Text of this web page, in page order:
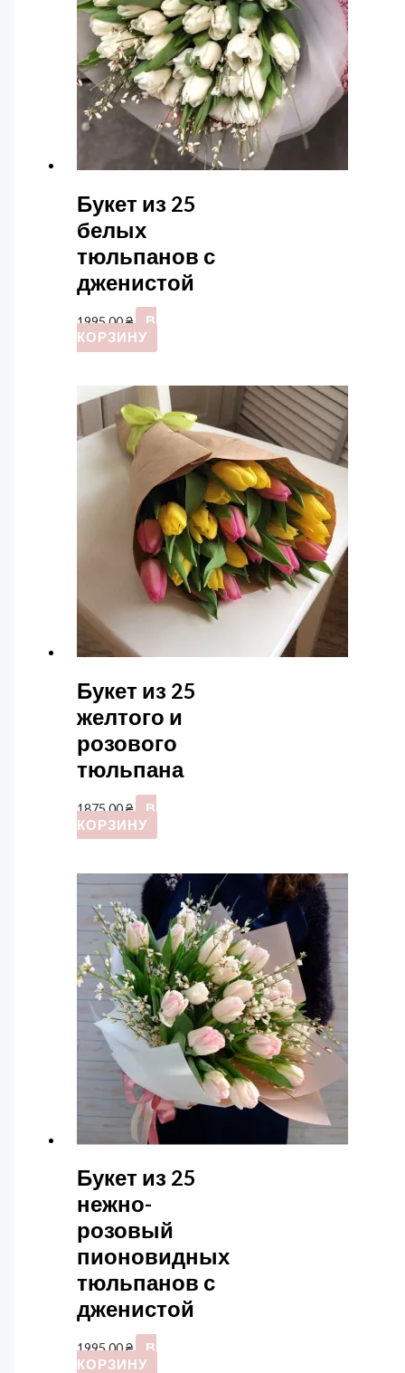
Букет из 25
белых
тюльпанов с
дженистой
1995,00₴
В
КОРЗИНУ
Букет из 25
желтого и
розового
тюльпана
1875,00₴
В
КОРЗИНУ
Букет из 25
нежно-
розовый
пионовидных
тюльпанов с
дженистой
1995,00₴
В
КОРЗИНУ